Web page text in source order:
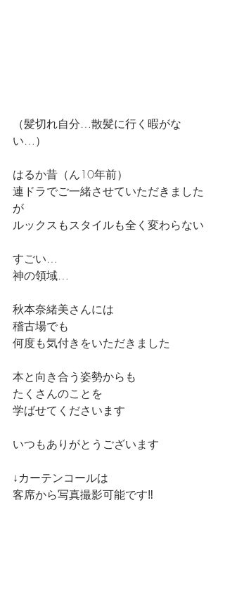
（髪切れ自分…散髪に行く暇がな
い…）
はるか昔（ん10年前）
連ドラでご一緒させていただきました
が
ルックスもスタイルも全く変わらない
すごい…
神の領域…
秋本奈緒美さんには
稽古場でも
何度も気付きをいただきました
本と向き合う姿勢からも
たくさんのことを
学ばせてくださいます
いつもありがとうございます
↓カーテンコールは
客席から写真撮影可能です‼️